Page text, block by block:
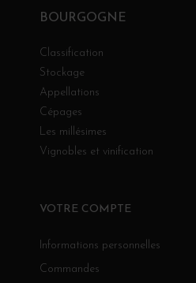
BOURGOGNE
Classification
Stockage
Appellations
Cépages
Les millésimes
Vignobles et vinification
VOTRE COMPTE
Informations personnelles
Commandes